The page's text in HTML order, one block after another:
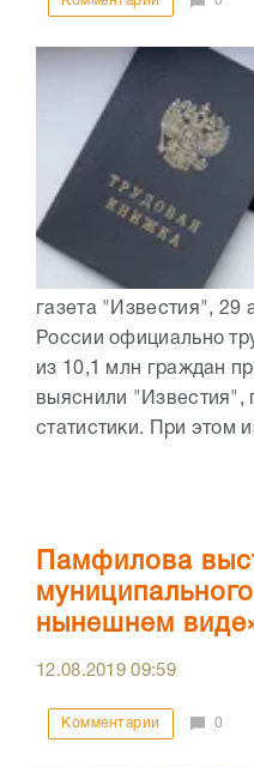
газета "Известия", 29
России официально
из 10,1 млн граждан
выяснили "Известия",
статистики. При этом
Памфилова
нынешнем
12.08.201909:59
Комментарии 0